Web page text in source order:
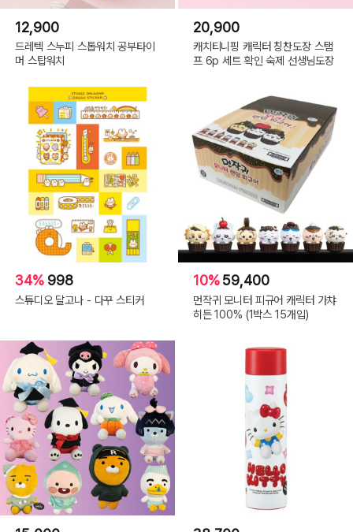
12,900
드레텍 스누피 스톱워치 공부타이
머 스탑워치
20,900
캐치티니핑 캐릭터 칭찬도장 스탬
프 6p 세트 확인 숙제 선생님도장
34% 998
스튜디오 달고나 - 다꾸 스티커
10%59,400
먼작귀 모니터 피규어 캐릭터 가챠
히든 100% (1박스 15개입)